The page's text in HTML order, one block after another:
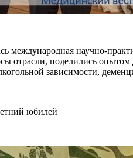
международная научно-
отрасли, поделились
зависимости,